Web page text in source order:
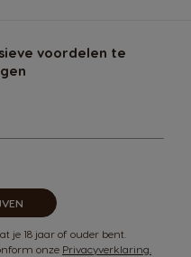
voordelen te
je 18 jaar of ouder bent.
onze Privacyverklaring.